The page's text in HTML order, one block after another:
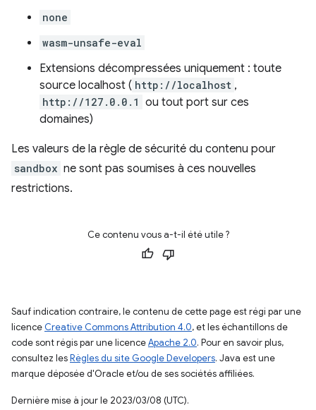
none
wasm-unsafe-eval
Extensions décompressées uniquement : toute
source localhost ( http://localhost ,
http://127.0.0.1 ou tout port sur ces
domaines)
Les valeurs de la règle de sécurité du contenu pour
sandbox ne sont pas soumises à ces nouvelles
restrictions.
Ce contenu vous a-t-il été utile ?
Sauf indication contraire, le contenu de cette page est régi par une
licence Creative Commons Attribution 4.0, et les échantillons de
code sont régis par une licenceApache 2.0. Pour en savoir plus,
consultez lesRègles du site Google Developers. Java est une
marque déposée d'Oracle et/ou de ses sociétés affiliées.
Dernière mise à jour le 2023/03/08 (UTC).